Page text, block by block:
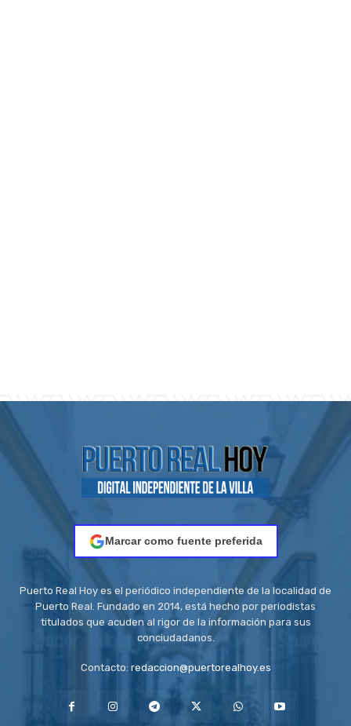
Marcar como fuente preferida
Puerto Real Hoy es el periódico independiente de la localidad de
Puerto Real. Fundado en 2014, está hecho por periodistas
titulados que acuden al rigor de la información para sus
conciudadanos.
Contacto: redaccion@puertorealhoy.es